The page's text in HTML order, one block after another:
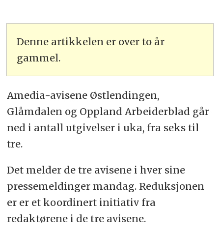
Denne artikkelen er over to år
gammel.
Amedia-avisene Østlendingen,
Glåmdalen og Oppland Arbeiderblad går
ned i antall utgivelser i uka, fra seks til
tre.
Det melder de tre avisene i hver sine
pressemeldinger mandag. Reduksjonen
er er et koordinert initiativ fra
redaktørene i de tre avisene.